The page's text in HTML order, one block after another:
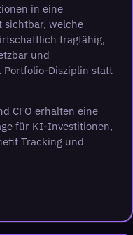
in eine
sichtbar, welche
tragfähig,
und
Portfolio-Disziplin statt
CFO erhalten eine
für KI-Investitionen,
Tracking und
in neuem Tab)